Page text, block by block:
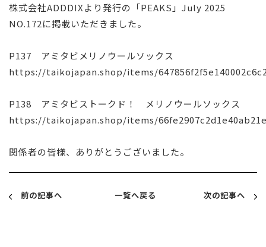
株式会社ADDDIXより発行の「PEAKS」July 2025
NO.172に掲載いただきました。
P137 アミタビメリノウールソックス
https://taikojapan.shop/items/
P138 アミタビストークド！ メリノウールソックス
https://taikojapan.shop/items/
関係者の皆様、ありがとうございました。
前の記事へ 一覧へ戻る 次の記事へ